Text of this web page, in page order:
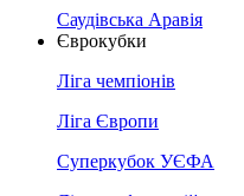
Саудівська Аравія
Єврокубки
Ліга чемпіонів
Ліга Європи
Суперкубок УЄФА